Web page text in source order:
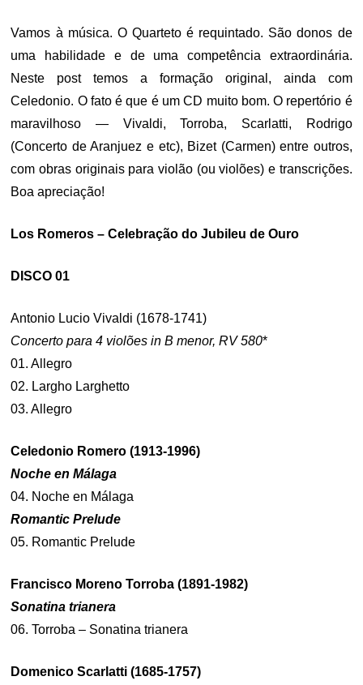
Vamos à música. O Quarteto é requintado. São donos de
uma habilidade e de uma competência extraordinária.
Neste post temos a formação original, ainda com
Celedonio. O fato é que é um CD muito bom. O repertório é
maravilhoso — Vivaldi, Torroba, Scarlatti, Rodrigo
(Concerto de Aranjuez e etc), Bizet (Carmen) entre outros,
com obras originais para violão (ou violões) e transcrições.
Boa apreciação!
Los Romeros – Celebração do Jubileu de Ouro
DISCO 01
Antonio Lucio Vivaldi (1678-1741)
Concerto para 4 violões in B menor, RV 580*
01. Allegro
02. Largho Larghetto
03. Allegro
Celedonio Romero (1913-1996)
Noche en Málaga
04. Noche en Málaga
Romantic Prelude
05. Romantic Prelude
Francisco Moreno Torroba (1891-1982)
Sonatina trianera
06. Torroba – Sonatina trianera
Domenico Scarlatti (1685-1757)